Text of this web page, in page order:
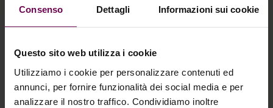
Consenso Dettagli Informazioni sui cookie
Questo sito web utilizza i cookie
Utilizziamo i cookie per personalizzare contenuti ed
annunci, per fornire funzionalità dei social media e per
analizzare il nostro traffico. Condividiamo inoltre
Il percorso PRX-Therapy